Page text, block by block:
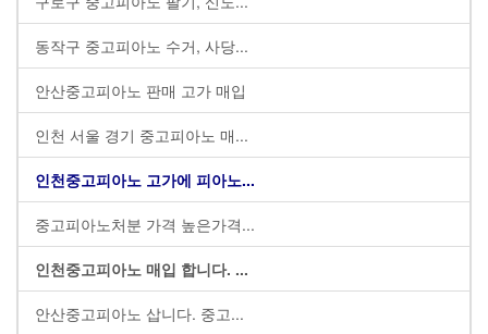
동작구 중고피아노 수거, 사당...
안산중고피아노 판매 고가 매입
인천 서울 경기 중고피아노 매...
인천중고피아노 고가에 피아노...
중고피아노처분 가격 높은가격...
인천중고피아노 매입 합니다. ...
안산중고피아노 삽니다. 중고...